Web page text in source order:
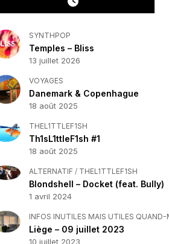
SYNTHPOP
Temples – Bliss
13 juillet 2026
VOYAGES
Danemark & Copenhague
18 août 2025
THEL1TTLEF1SH
Th1sL1ttleF1sh #1
18 août 2025
ALTERNATIF / THEL1TTLEF1SH
Blondshell – Docket (feat. Bully)
1 avril 2024
INFOS INUTILES MAIS UTILES QUAND-
Liège – 09 juillet 2023
10 juillet 2023